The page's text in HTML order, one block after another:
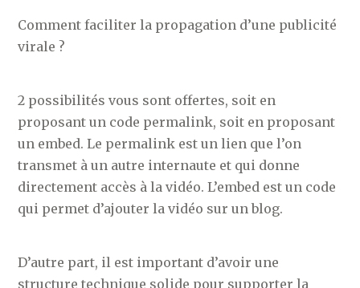
Comment faciliter la propagation d’une publicité
virale ?
2 possibilités vous sont offertes, soit en
proposant un code permalink, soit en proposant
un embed. Le permalink est un lien que l’on
transmet à un autre internaute et qui donne
directement accès à la vidéo. L’embed est un code
qui permet d’ajouter la vidéo sur un blog.
D’autre part, il est important d’avoir une
structure technique solide pour supporter la